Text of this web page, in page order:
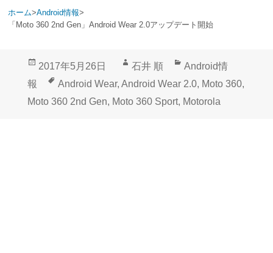
ホーム>Android情報>
「Moto 360 2nd Gen」Android Wear 2.0アップデート開始
投
日:
2017年5月26日
作
成
者
石井 順
カ
テ
ゴ
Android情
報
タ
グ
Android Wear, Android Wear 2.0, Moto 360,
Moto 360 2nd Gen, Moto 360 Sport, Motorola